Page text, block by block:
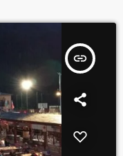
insert_link